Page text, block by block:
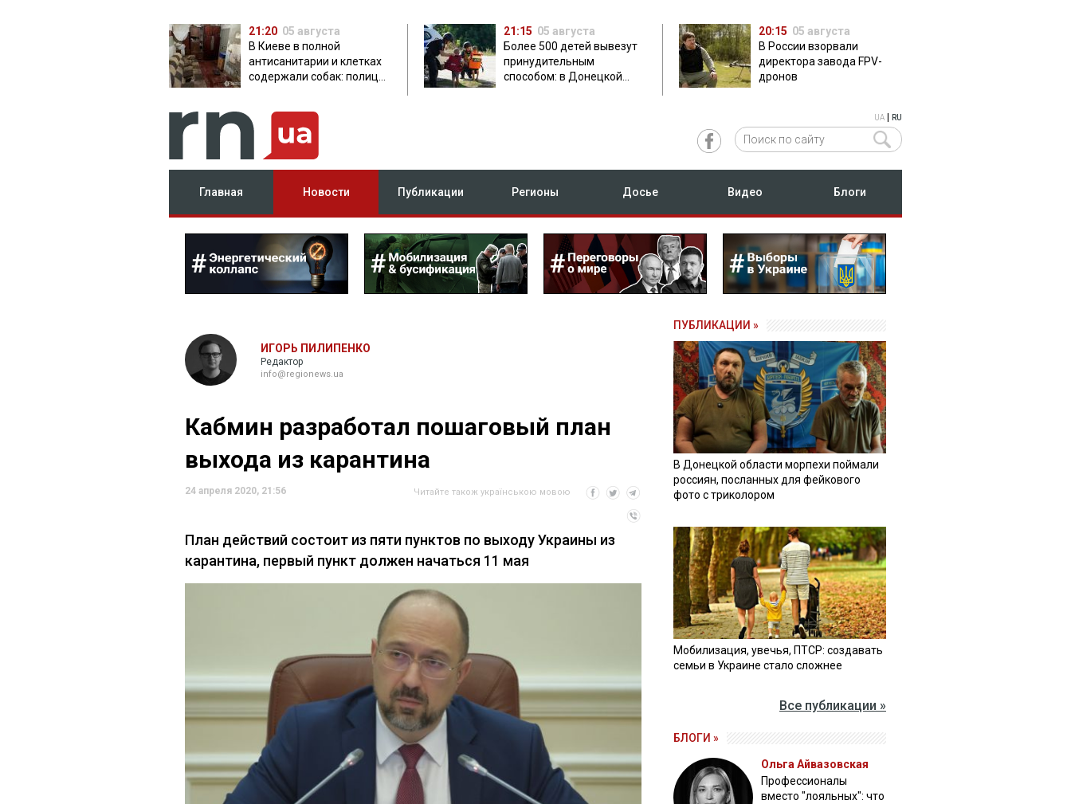
21:20 05 августа
В Киеве в полной
антисанитарии и клетках
содержали собак: полиция
21:15 05 августа
Более 500 детей вывезут
принудительным
способом: в Донецкой
20:15 05 августа
В России взорвали
директора завода FPV-
дронов
UA RU
Главная Новости Публикации Регионы Досье Видео Блоги
ИГОРЬ ПИЛИПЕНКО
Редактор
info@regionews.ua
Кабмин разработал пошаговый план
выхода из карантина
24 апреля 2020, 21:56 Читайте також українською мовою
План действий состоит из пяти пунктов по выходу Украины из
карантина, первый пункт должен начаться 11 мая
ПУБЛИКАЦИИ »
В Донецкой области морпехи поймали
россиян, посланных для фейкового
фото с триколором
Мобилизация, увечья, ПТСР: создавать
семьи в Украине стало сложнее
Все публикации »
БЛОГИ »
Ольга Айвазовская
Профессионалы
вместо "лояльных": что